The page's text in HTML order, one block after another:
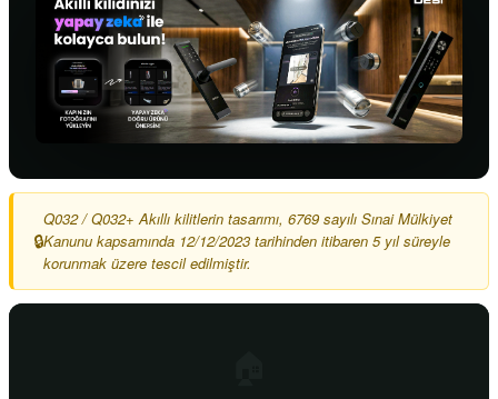
Q032 / Q032+ Akıllı kilitlerin tasarımı, 6769 sayılı Sınai Mülkiyet
Kanunu kapsamında 12/12/2023 tarihinden itibaren 5 yıl süreyle
korunmak üzere tescil edilmiştir.